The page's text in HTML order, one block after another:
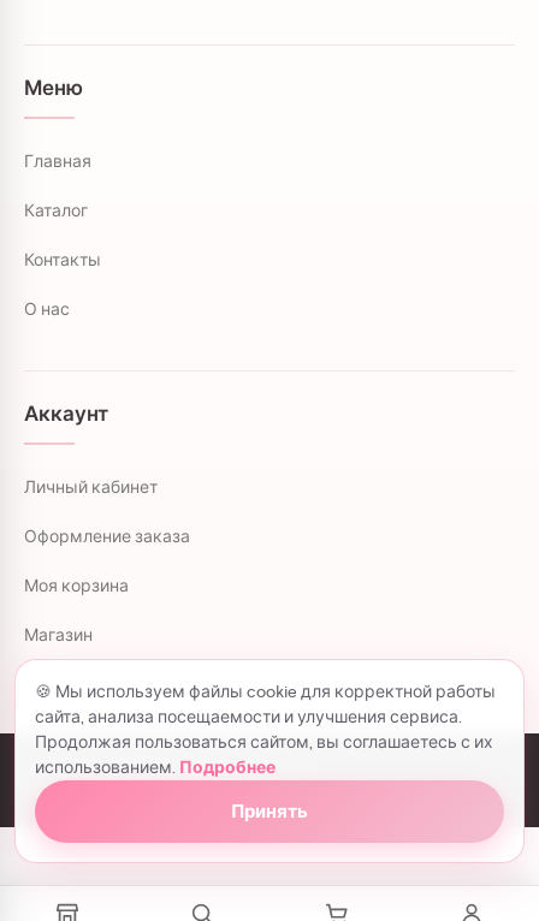
Меню
Главная
Каталог
Контакты
О нас
Аккаунт
Личный кабинет
Оформление заказа
Моя корзина
Магазин
colorflowers.ru © 2026 все права защищены.
Политика конфиденциальности
🍪 Мы используем файлы cookie для корректной работы
сайта, анализа посещаемости и улучшения сервиса.
Продолжая пользоваться сайтом, вы соглашаетесь с их
использованием. Подробнее
Принять